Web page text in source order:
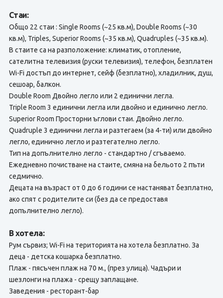
Стаи:
Общо 22 стаи : Single Rooms (~25 кв.м), Double Rooms (~30
кв.м), Triples, Superior Rooms (~35 кв.м), Quadruples (~35 кв.м).
В стаите са на разположение: климатик, отопление,
сателитна телевизия (руски телевизия), телефон, безплатен
Wi-Fi достъп до интернет, сейф (безплатно), хладилник, душ,
сешоар, балкон.
Double Room Двойно легло или 2 единични легла.
Triple Room 3 единични легла или двойно и единично легло.
Superior Room Просторни ъглови стаи. Двойно легло.
Quadruple 3 единични легла и разтегаем (за 4-ти) или двойно
легло, единично легло и разтегателно легло.
Тип на допълнително легло - стандартно / сгъваемо.
Ежедневно почистване на стаите, смяна на бельото 2 пъти
седмично.
Децата на възраст от 0 до 6 години се настаняват безплатно,
ако спят с родителите си (без да се предоставя
допълнително легло).
В хотела:
Рум сървиз; Wi-Fi на територията на хотела безплатно. За
деца - детска кошарка безплатно.
Плаж - пясъчен плаж на 70 м., (през улица). Чадъри и
шезлонги на плажа - срещу заплащане.
Заведения - ресторант-бар